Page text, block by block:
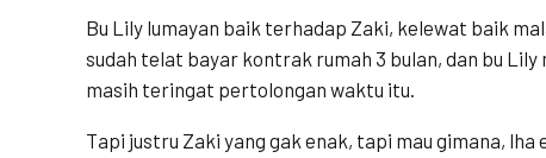
Bu Lily lumayan baik terhadap Zaki, kelewat baik
sudah telat bayar kontrak rumah 3 bulan, dan bu Lily
masih teringat pertolongan waktu itu.
Tapi justru Zaki yang gak enak, tapi mau gimana,